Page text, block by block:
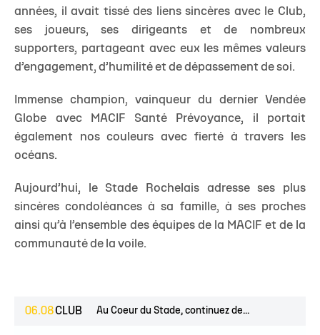
années, il avait tissé des liens sincères avec le Club,
ses joueurs, ses dirigeants et de nombreux
supporters, partageant avec eux les mêmes valeurs
d’engagement, d’humilité et de dépassement de soi.
Immense champion, vainqueur du dernier Vendée
Globe avec MACIF Santé Prévoyance, il portait
également nos couleurs avec fierté à travers les
océans.
Aujourd’hui, le Stade Rochelais adresse ses plus
sincères condoléances à sa famille, à ses proches
ainsi qu’à l’ensemble des équipes de la MACIF et de la
communauté de la voile.
06.08CLUB Au Coeur du Stade, continuez de...